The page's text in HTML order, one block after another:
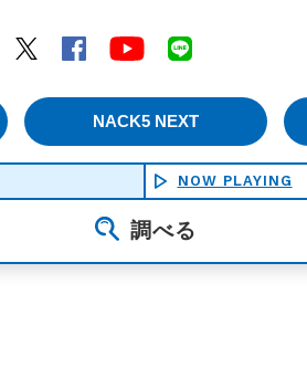
Twitter
Facebook YouTube
NACK5 NEXT
NOW PLAYING
調べる